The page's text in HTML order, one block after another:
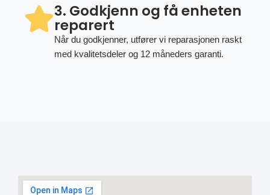
3. Godkjenn og få enheten
reparert
Når du godkjenner, utfører vi reparasjonen raskt
med kvalitetsdeler og 12 måneders garanti.